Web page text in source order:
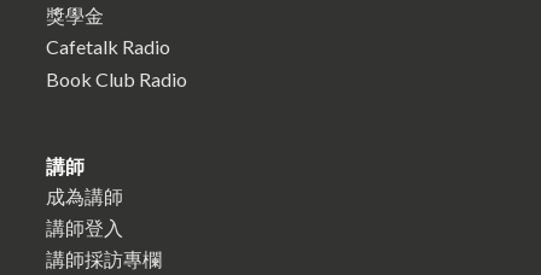
獎學金
Cafetalk Radio
Book Club Radio
講師
成為講師
講師登入
講師採訪專欄